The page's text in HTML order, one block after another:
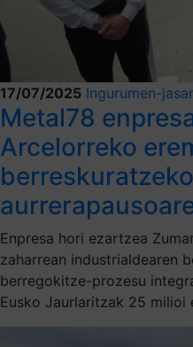
17/07/2025 Ingurumen-
Metal78
Arcelorreko
berreskuratzeko
Enpresa hori ezartzea
zaharrean industrialdearen
berregokitze-prozesu
Eusko Jaurlaritzak 25